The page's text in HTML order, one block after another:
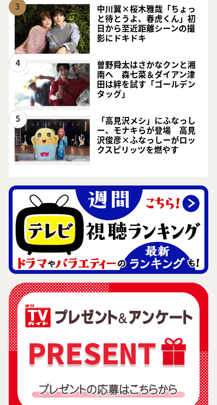
3
中川翼×桜木雅哉「ちょっ
と待とうよ、春虎くん」初
日から至近距離シーンの撮
影にドキドキ
4
曽野舜太はさかなクンと湘
南へ 森七菜＆ダイアン津
田は絆を試す「ゴールデン
タッグ」
5
「高見沢メシ」にふなっし
ー、モナキらが登場 高見
沢俊彦×ふなっしーがロッ
クスピリッツを燃やす